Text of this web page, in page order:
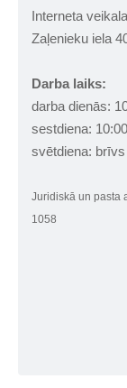
Interneta
Zaļenieku iela
Darba laiks:
darba dienās:
sestdiena:
svētdiena: brīvs
Juridiskā un pasta
1058